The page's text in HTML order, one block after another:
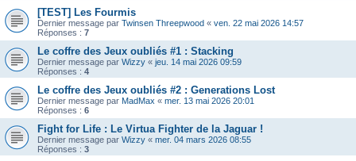
[TEST] Les Fourmis
Dernier message par Twinsen Threepwood « ven. 22 mai 2026 14:57
Réponses : 7
Le coffre des Jeux oubliés #1 : Stacking
Dernier message par Wizzy « jeu. 14 mai 2026 09:59
Réponses : 4
Le coffre des Jeux oubliés #2 : Generations Lost
Dernier message par MadMax « mer. 13 mai 2026 20:01
Réponses : 6
Fight for Life : Le Virtua Fighter de la Jaguar !
Dernier message par Wizzy « mer. 04 mars 2026 08:55
Réponses : 3